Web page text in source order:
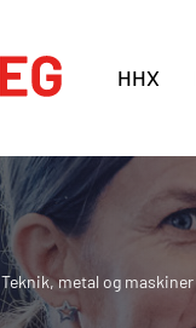
HHX
Teknik, metal og maskiner